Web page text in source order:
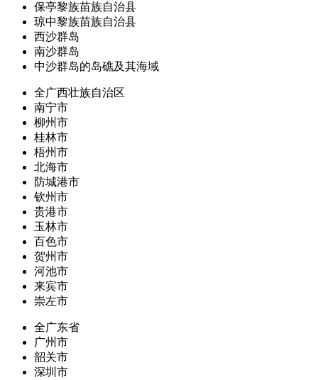
保亭黎族苗族自治县
琼中黎族苗族自治县
西沙群岛
南沙群岛
中沙群岛的岛礁及其海域
全广西壮族自治区
南宁市
柳州市
桂林市
梧州市
北海市
防城港市
钦州市
贵港市
玉林市
百色市
贺州市
河池市
来宾市
崇左市
全广东省
广州市
韶关市
深圳市